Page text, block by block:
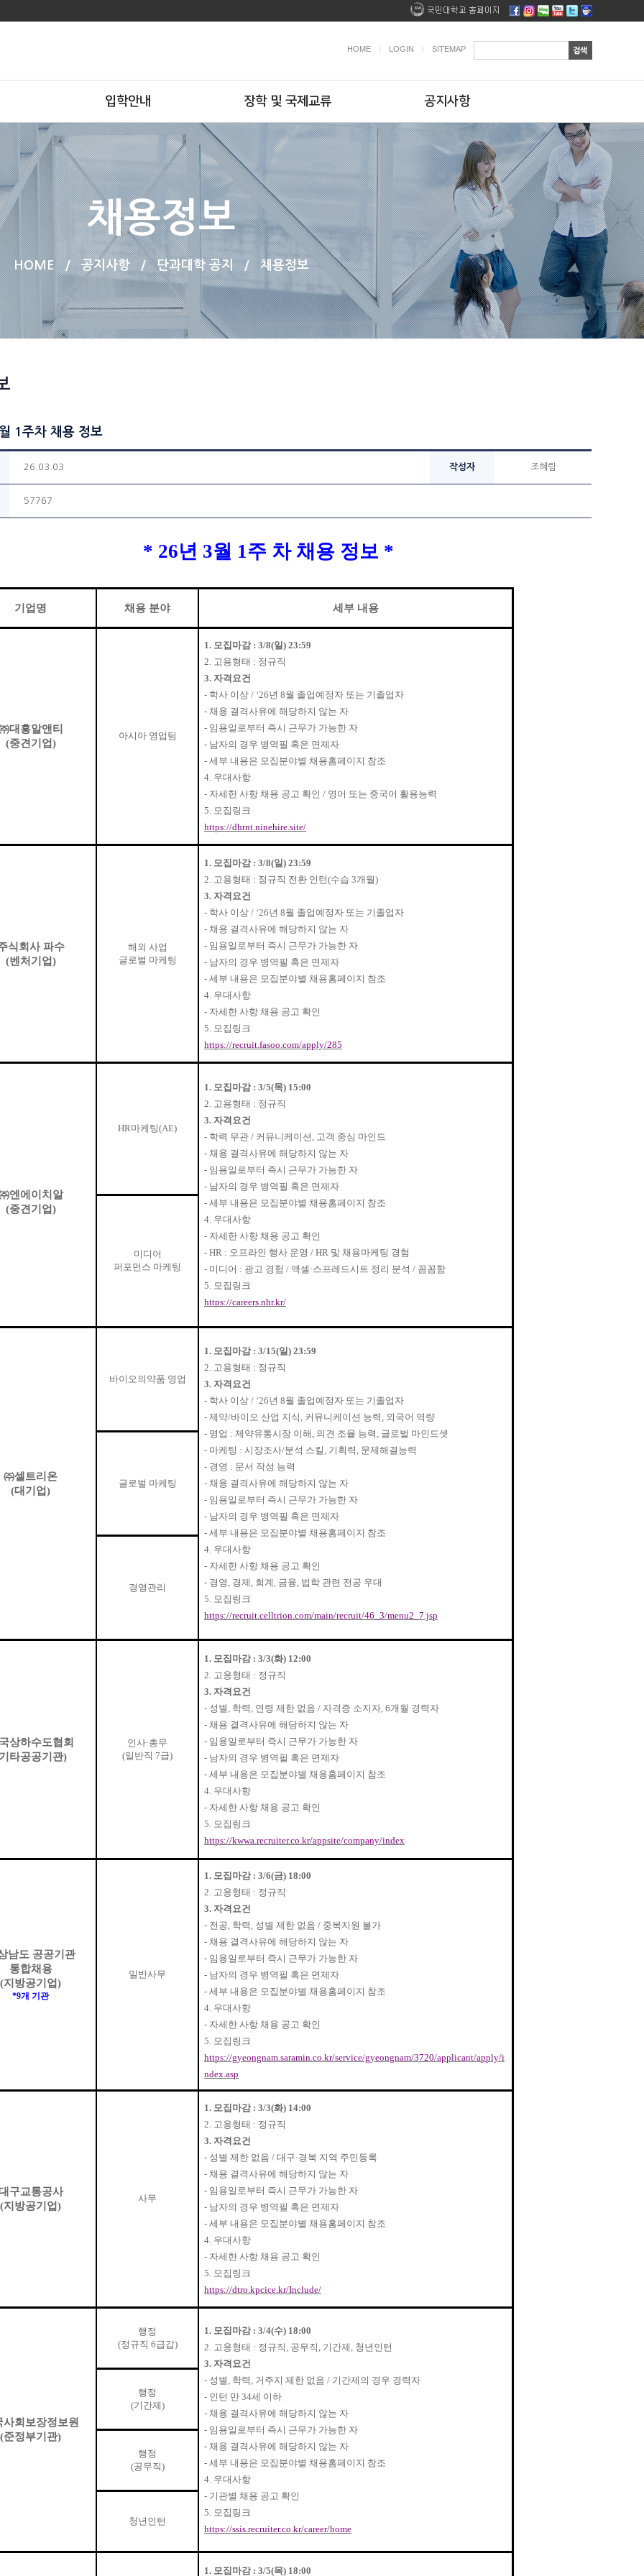
HOME LOGIN SITEMAP
입학안내 장학 및 국제교류 공지사항
채용정보
HOME / 공지사항 / 단과대학 공지 / 채용정보
1주차 채용 정보
26.03.03 작성자 조혜림
57767
* 26년 3월 1주 차 채용 정보 *
기업명 채용 분야 세부 내용
대흥알앤티
(중견기업)
아시아 영업팀
1. 모집마감 : 3/8(일) 23:59
2. 고용형태 : 정규직
3. 자격요건
- 학사 이상 / ‘26년 8월 졸업예정자 또는 기졸업자
- 채용 결격사유에 해당하지 않는 자
- 임용일로부터 즉시 근무가 가능한 자
- 남자의 경우 병역필 혹은 면제자
- 세부 내용은 모집분야별 채용홈페이지 참조
4. 우대사항
- 자세한 사항 채용 공고 확인 / 영어 또는 중국어 활용능력
5. 모집링크
https://dhrnt.ninehire.site/
식회사 파수
(벤처기업)
해외 사업
글로벌 마케팅
1. 모집마감 : 3/8(일) 23:59
2. 고용형태 : 정규직 전환 인턴(수습 3개월)
3. 자격요건
- 학사 이상 / ‘26년 8월 졸업예정자 또는 기졸업자
- 채용 결격사유에 해당하지 않는 자
- 임용일로부터 즉시 근무가 가능한 자
- 남자의 경우 병역필 혹은 면제자
- 세부 내용은 모집분야별 채용홈페이지 참조
4. 우대사항
- 자세한 사항 채용 공고 확인
5. 모집링크
https://recruit.fasoo.com/apply/285
엔에이치알
(중견기업)
HR마케팅(AE)
1. 모집마감 : 3/5(목) 15:00
2. 고용형태 : 정규직
3. 자격요건
- 학력 무관 / 커뮤니케이션 , 고객 중심 마인드
- 채용 결격사유에 해당하지 않는 자
- 임용일로부터 즉시 근무가 가능한 자
- 남자의 경우 병역필 혹은 면제자
- 세부 내용은 모집분야별 채용홈페이지 참조
4. 우대사항
- 자세한 사항 채용 공고 확인
- HR : 오프라인 행사 운영 / HR 및 채용마케팅 경험
- 미디어 : 광고 경험 / 액셀 ·스프레드시트 정리 분석 / 꼼꼼함
5. 모집링크
https://careers.nhr.kr/
미디어
퍼포먼스 마케팅
㈜셀트리온
(대기업)
바이오의약품 영업
1. 모집마감 : 3/15(일) 23:59
2. 고용형태 : 정규직
3. 자격요건
- 학사 이상 / ‘26년 8월 졸업예정자 또는 기졸업자
- 제약/바이오 산업 지식 , 커뮤니케이션 능력 , 외국어 역량
- 영업 : 제약유통시장 이해 , 의견 조율 능력 , 글로벌 마인드셋
- 마케팅 : 시장조사/분석 스킬 , 기획력 , 문제해결능력
- 경영 : 문서 작성 능력
- 채용 결격사유에 해당하지 않는 자
- 임용일로부터 즉시 근무가 가능한 자
- 남자의 경우 병역필 혹은 면제자
- 세부 내용은 모집분야별 채용홈페이지 참조
4. 우대사항
- 자세한 사항 채용 공고 확인
- 경영 , 경제 , 회계 , 금융, 법학 관련 전공 우대
5. 모집링크
https://recruit.celltrion.com/main/recruit/46_3/menu2_7.jsp
글로벌 마케팅
경영관리
상하수도협회
타공공기관)
인사·총무
(일반직 7급)
1. 모집마감 : 3/3(화) 12:00
2. 고용형태 : 정규직
3. 자격요건
- 성별 , 학력 , 연령 제한 없음 / 자격증 소지자, 6개월 경력자
- 채용 결격사유에 해당하지 않는 자
- 임용일로부터 즉시 근무가 가능한 자
- 남자의 경우 병역필 혹은 면제자
- 세부 내용은 모집분야별 채용홈페이지 참조
4. 우대사항
- 자세한 사항 채용 공고 확인
5. 모집링크
https://kwwa.recruiter.co.kr/appsite/company/index
남도 공공기관
통합채용
(지방공기업)
*9개 기관
일반사무
1. 모집마감 : 3/6(금) 18:00
2. 고용형태 : 정규직
3. 자격요건
- 전공, 학력 , 성별 제한 없음 / 중복지원 불가
- 채용 결격사유에 해당하지 않는 자
- 임용일로부터 즉시 근무가 가능한 자
- 남자의 경우 병역필 혹은 면제자
- 세부 내용은 모집분야별 채용홈페이지 참조
4. 우대사항
- 자세한 사항 채용 공고 확인
5. 모집링크
https://gyeongnam.saramin.co.kr/service/gyeongnam/3720/applicant/apply/i
ndex.asp
구교통공사
(지방공기업)
사무
1. 모집마감 : 3/3(화) 14:00
2. 고용형태 : 정규직
3. 자격요건
- 성별 제한 없음 / 대구·경북 지역 주민등록
- 채용 결격사유에 해당하지 않는 자
- 임용일로부터 즉시 근무가 가능한 자
- 남자의 경우 병역필 혹은 면제자
- 세부 내용은 모집분야별 채용홈페이지 참조
4. 우대사항
- 자세한 사항 채용 공고 확인
5. 모집링크
https://dtro.kpcice.kr/Include/
사회보장정보원
(준정부기관)
행정
(정규직 6급갑)
1. 모집마감 : 3/4(수) 18:00
2. 고용형태 : 정규직 , 공무직 , 기간제 , 청년인턴
3. 자격요건
- 성별 , 학력 , 거주지 제한 없음 / 기간제의 경우 경력자
- 인턴 만 34세 이하
- 채용 결격사유에 해당하지 않는 자
- 임용일로부터 즉시 근무가 가능한 자
- 채용 결격사유에 해당하지 않는 자
- 세부 내용은 모집분야별 채용홈페이지 참조
4. 우대사항
- 기관별 채용 공고 확인
5. 모집링크
https://ssis.recruiter.co.kr/career/home
행정
(기간제)
행정
(공무직)
청년인턴
1. 모집마감 : 3/5(목) 18:00